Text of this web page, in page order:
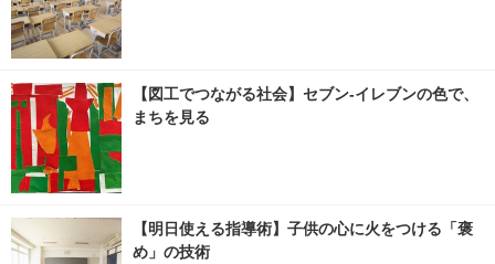
【図工でつながる社会】セブン‐イレブンの色で、
まちを見る
【明日使える指導術】子供の心に火をつける「褒
め」の技術